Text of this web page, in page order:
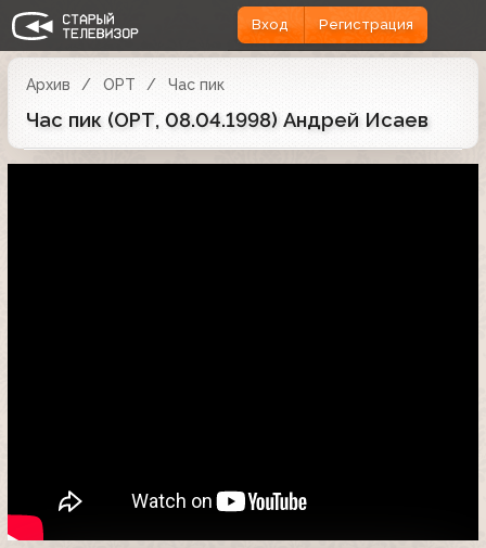
Вход Регистрация
Архив ОРТ Час пик
Час пик (ОРТ, 08.04.1998) Андрей Исаев